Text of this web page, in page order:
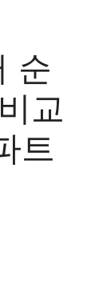
순
교
트